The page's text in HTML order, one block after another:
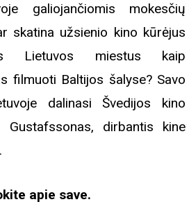
galiojančiomis mokesčių
skatina užsienio kino kūrėjus
Lietuvos miestus kaip
filmuoti Baltijos šalyse? Savo
dalinasi Švedijos kino
Gustafssonas, dirbantis kine
apie save.